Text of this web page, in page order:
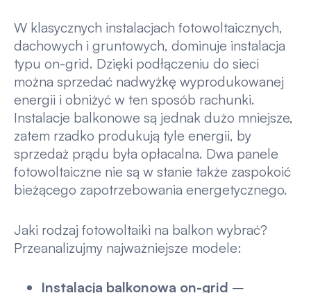
W klasycznych instalacjach fotowoltaicznych,
dachowych i gruntowych, dominuje instalacja
typu on-grid. Dzięki podłączeniu do sieci
można sprzedać nadwyżkę wyprodukowanej
energii i obniżyć w ten sposób rachunki.
Instalacje balkonowe są jednak dużo mniejsze,
zatem rzadko produkują tyle energii, by
sprzedaż prądu była opłacalna. Dwa panele
fotowoltaiczne nie są w stanie także zaspokoić
bieżącego zapotrzebowania energetycznego.
Jaki rodzaj fotowoltaiki na balkon wybrać?
Przeanalizujmy najważniejsze modele:
Instalacja balkonowa on-grid –